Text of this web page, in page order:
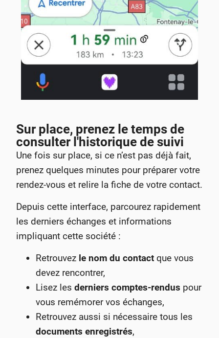
Sur place, prenez le temps de
consulter l'historique de suivi
Une fois sur place, si ce n’est pas déjà fait,
prenez quelques minutes pour préparer votre
rendez-vous et relire la fiche de votre contact.
Depuis cette interface, parcourez rapidement
les derniers échanges et informations
impliquant cette société :
Retrouvez le nom du contact que vous
devez rencontrer,
Lisez lesderniers comptes-rendus pour
vous remémorer vos échanges,
Retrouvez aussi si nécessaire tous les
documents enregistrés,